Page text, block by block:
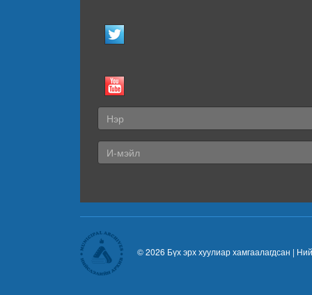
© 2026 Бүх эрх хуулиар хамгаалагдсан |